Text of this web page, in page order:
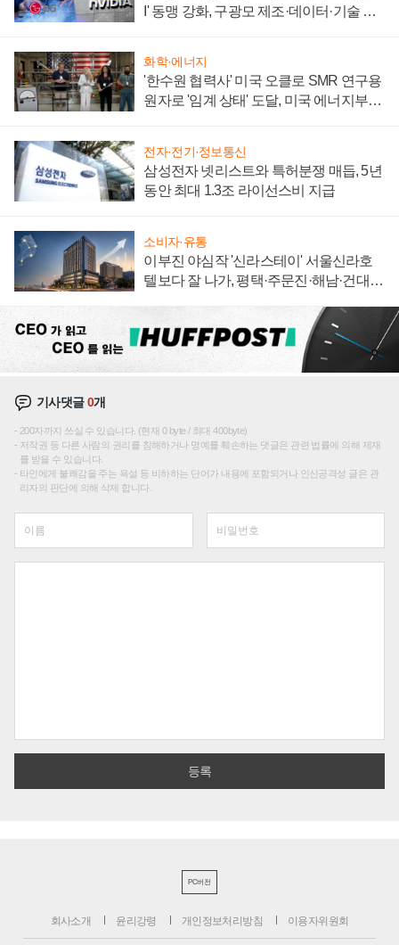
I' 동맹 강화, 구광모 제조·데이터·기술 결
화학·에너지
'한수원 협력사' 미국 오클로 SMR 연구용
원자로 '임계 상태' 도달, 미국 에너지부
전자·전기·정보통신
삼성전자 넷리스트와 특허분쟁 매듭, 5년
동안 최대 1.3조 라이선스비 지급
소비자·유통
이부진 야심작 '신라스테이' 서울신라호
텔보다 잘 나가, 평택·주문진·해남·건대로
기사댓글0개
200자까지 쓰실 수 있습니다. (현재 0 byte / 최대 400byte)
저작권 등 다른 사람의 권리를 침해하거나 명예를 훼손하는 댓글은 관련 법률에 의해 제재
를 받을 수 있습니다.
타인에게 불쾌감을 주는 욕설 등 비하하는 단어가 내용에 포함되거나 인신공격성 글은 관
리자의 판단에 의해 삭제 합니다.
PC버전
회사소개 윤리강령 개인정보처리방침 이용자위원회